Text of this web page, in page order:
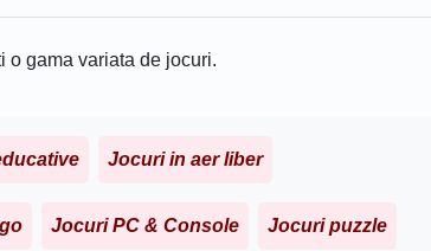
o gama variata de jocuri.
Jocuri in aer liber
Jocuri PC & Console Jocuri puzzle